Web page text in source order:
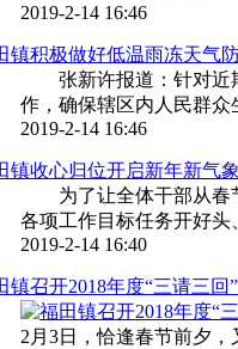
2019-2-14 16:46
镇积极做好低温雨冻天气
张新许报道：针对近期
作，确保辖区内人民群
2019-2-14 16:46
镇收心归位开启新年新气象
为了让全体干部从春节
各项工作目标任务开好
2019-2-14 16:40
镇召开2018年度“三请三回
2月3日，恰逢春节前夕